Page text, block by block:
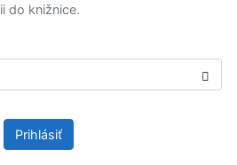
do knižnice.
Prihlásiť